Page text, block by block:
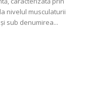
nivelul musculaturii
sub denumirea...